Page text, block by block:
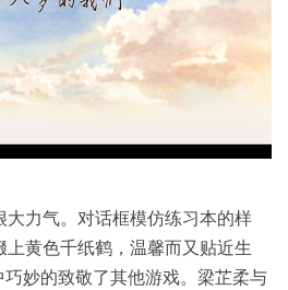
大力气。对话框模仿练习本的样
黄色千纸鹤，温馨而又贴近生
妙的致敬了其他游戏。梁芷柔与